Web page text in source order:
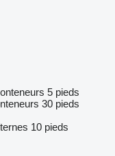
5 pieds
30 pieds
10 pieds